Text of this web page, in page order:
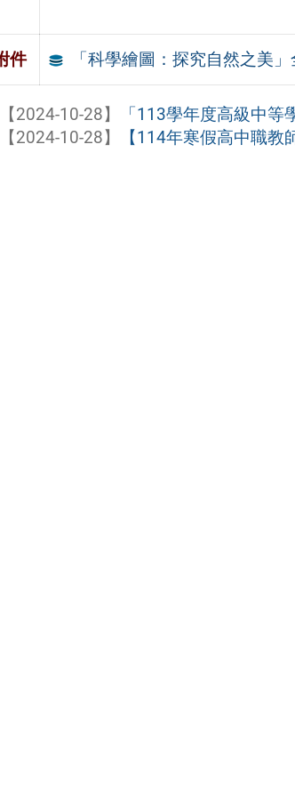
件 「科學繪圖：探究自然之美」
【2024-10-28】
「113學年度高級中
【2024-10-28】
【114年寒假高中職教